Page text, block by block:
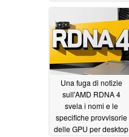
8050S su PassMark
Una fuga di notizie
sull'AMD RDNA 4
svela i nomi e le
specifiche provvisorie
delle GPU per desktop